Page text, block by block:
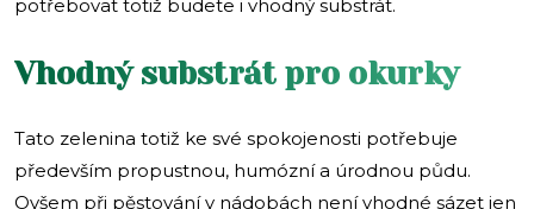
potřebovat totiž budete i vhodný substrát.
Vhodný substrát pro okurky
Tato zelenina totiž ke své spokojenosti potřebuje
především propustnou, humózní a úrodnou půdu.
Ovšem při pěstování v nádobách není vhodné sázet jen